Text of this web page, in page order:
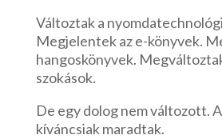
Változtak a
Megjelentek az e-könyvek.
hangoskönyvek.
szokások.
De egy dolog nem változott.
kíváncsiak maradtak.